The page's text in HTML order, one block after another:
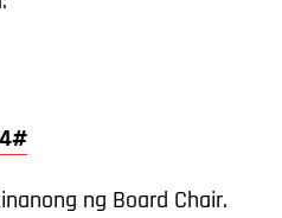
ng Board Chair.